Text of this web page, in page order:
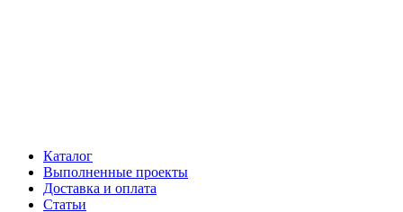
Каталог
Выполненные проекты
Доставка и оплата
Статьи